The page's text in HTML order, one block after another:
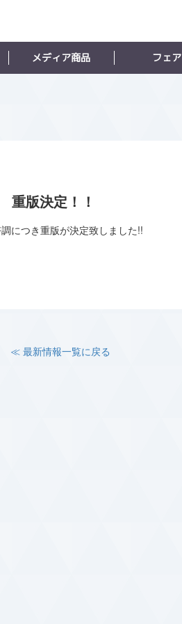
メディア商品 フェア
重版決定！！
につき重版が決定致しました!!
≪ 最新情報一覧に戻る